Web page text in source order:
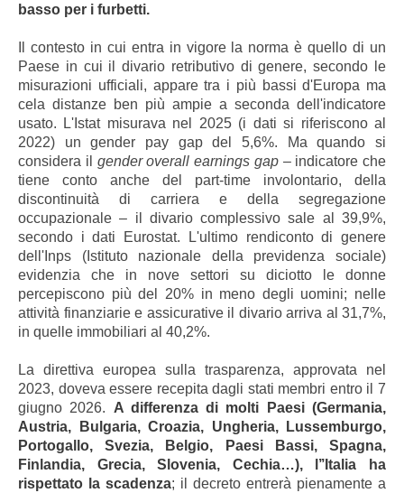
basso per i furbetti.
Il contesto in cui entra in vigore la norma è quello di un
Paese in cui il divario retributivo di genere, secondo le
misurazioni ufficiali, appare tra i più bassi d'Europa ma
cela distanze ben più ampie a seconda dell'indicatore
usato. L'Istat misurava nel 2025 (i dati si riferiscono al
2022) un gender pay gap del 5,6%. Ma quando si
considera il gender overall earnings gap– indicatore che
tiene conto anche del part-time involontario, della
discontinuità di carriera e della segregazione
occupazionale – il divario complessivo sale al 39,9%,
secondo i dati Eurostat. L'ultimo rendiconto di genere
dell'Inps (Istituto nazionale della previdenza sociale)
evidenzia che in nove settori su diciotto le donne
percepiscono più del 20% in meno degli uomini; nelle
attività finanziarie e assicurative il divario arriva al 31,7%,
in quelle immobiliari al 40,2%.
La direttiva europea sulla trasparenza, approvata nel
2023, doveva essere recepita dagli stati membri entro il 7
giugno 2026. A differenza di molti Paesi (Germania,
Austria, Bulgaria, Croazia, Ungheria, Lussemburgo,
Portogallo, Svezia, Belgio, Paesi Bassi, Spagna,
Finlandia, Grecia, Slovenia, Cechia…), l’’Italia ha
rispettato la scadenza; il decreto entrerà pienamente a